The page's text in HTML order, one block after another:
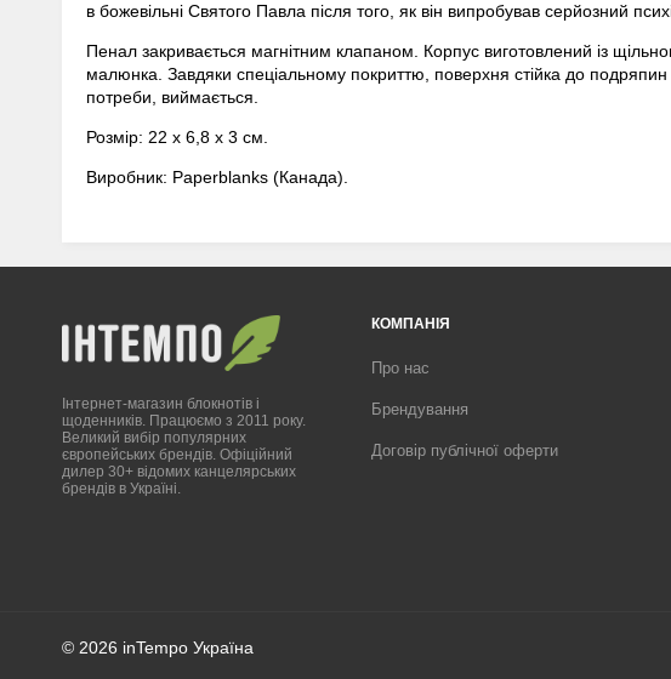
в божевільні Святого Павла після того, як він випробував серйозний
Пенал закривається магнітним клапаном. Корпус виготовлений із
малюнка. Завдяки спеціальному покриттю, поверхня стійка до
потреби, виймається.
Розмір: 22 х 6,8 х 3 см.
Виробник: Paperblanks (Канада).
Інтернет-магазин блокнотів і
щоденників. Працюємо з 2011 року.
Великий вибір популярних
європейських брендів. Офіційний
дилер 30+ відомих канцелярських
брендів в Україні.
КОМПАНІЯ
Про нас
Брендування
Договір публічної оферти
© 2026 inTempo Україна